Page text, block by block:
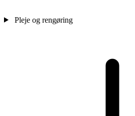
Pleje og rengøring